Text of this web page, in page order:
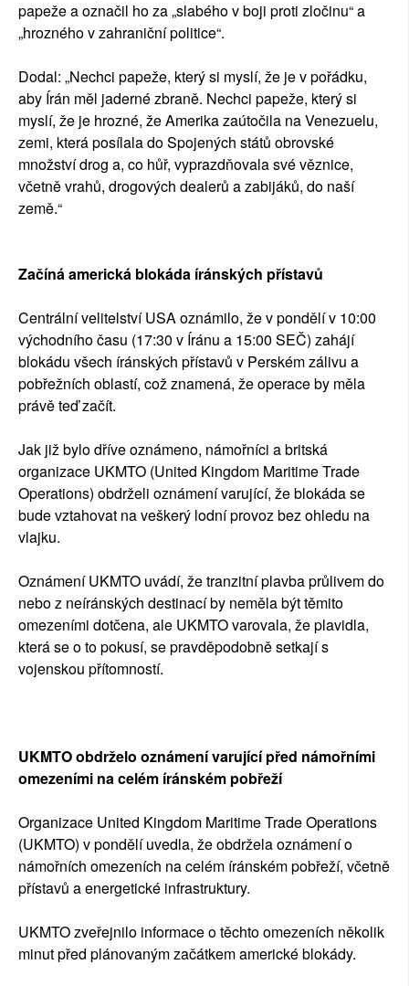
papeže a označil ho za „slabého v boji proti zločinu“ a
„hrozného v zahraniční politice“.
Dodal: „Nechci papeže, který si myslí, že je v pořádku,
aby Írán měl jaderné zbraně. Nechci papeže, který si
myslí, že je hrozné, že Amerika zaútočila na Venezuelu,
zemi, která posílala do Spojených států obrovské
množství drog a, co hůř, vyprazdňovala své věznice,
včetně vrahů, drogových dealerů a zabijáků, do naší
země.“
Začíná americká blokáda íránských přístavů
Centrální velitelství USA oznámilo, že v pondělí v 10:00
východního času (17:30 v Íránu a 15:00 SEČ) zahájí
blokádu všech íránských přístavů v Perském zálivu a
pobřežních oblastí, což znamená, že operace by měla
právě teď začít.
Jak již bylo dříve oznámeno, námořníci a britská
organizace UKMTO (United Kingdom Maritime Trade
Operations) obdrželi oznámení varující, že blokáda se
bude vztahovat na veškerý lodní provoz bez ohledu na
vlajku.
Oznámení UKMTO uvádí, že tranzitní plavba průlivem do
nebo z neíránských destinací by neměla být těmito
omezeními dotčena, ale UKMTO varovala, že plavidla,
která se o to pokusí, se pravděpodobně setkají s
vojenskou přítomností.
UKMTO obdrželo oznámení varující před námořními
omezeními na celém íránském pobřeží
Organizace United Kingdom Maritime Trade Operations
(UKMTO) v pondělí uvedla, že obdržela oznámení o
námořních omezeních na celém íránském pobřeží, včetně
přístavů a energetické infrastruktury.
UKMTO zveřejnilo informace o těchto omezeních několik
minut před plánovaným začátkem americké blokády.